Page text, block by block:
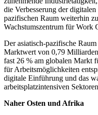
die Verbesserung der
pazifischen Raum weiterhin
Wachstumszentrum für Work
Der asiatisch-pazifische
Marktwert von 0,79
fast 26 % am globalen Markt
für Arbeitsmöglichkeiten
digitale Einführung und das
arbeitsplatzintensiven
Naher Osten und Afrika